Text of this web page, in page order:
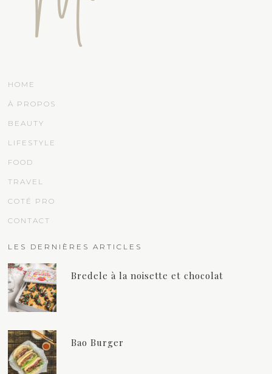
HOME
À PROPOS
BEAUTY
LIFESTYLE
FOOD
TRAVEL
COTÉ PRO
CONTACT
LES DERNIÈRES ARTICLES
Bredele à la noisette et chocolat
Bao Burger